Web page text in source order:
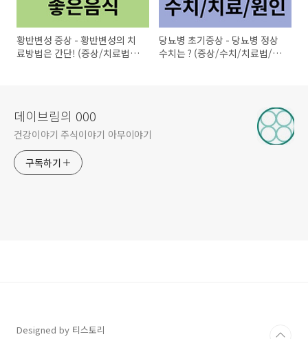
황반변성 증상 - 황반변성의 치
료방법은 간단! (증상/치료법/
당뇨병 초기증상 - 당뇨병 정상
수치는 ? (증상/수치/치료법/원
데이브림의 000
건강이야기 주식이야기 아무이야기
구독하기
Designed by 티스토리